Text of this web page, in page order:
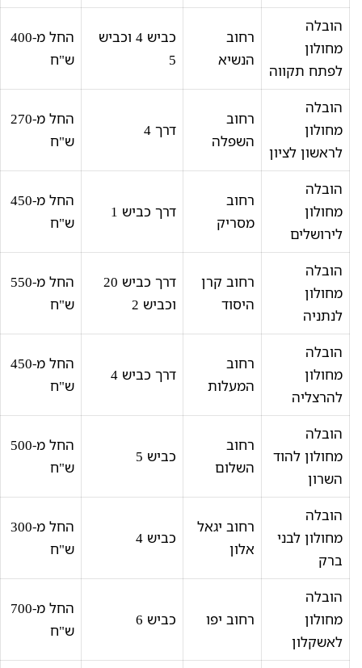
הובלה
מחולון
לפתח תקווה
רחוב
הנשיא
כביש 4 וכביש
5
החל מ-400
ש"ח
הובלה
מחולון
לראשון לציון
רחוב
השפלה
דרך 4
החל מ-270
ש"ח
הובלה
מחולון
לירושלים
רחוב
מסריק
דרך כביש 1
החל מ-450
ש"ח
הובלה
מחולון
לנתניה
רחוב קרן
היסוד
דרך כביש 20
וכביש 2
החל מ-550
ש"ח
הובלה
מחולון
להרצליה
רחוב
המעלות
דרך כביש 4
החל מ-450
ש"ח
הובלה
מחולון להוד
השרון
רחוב
השלום
כביש 5
החל מ-500
ש"ח
הובלה
מחולון לבני
ברק
רחוב יגאל
אלון
כביש 4
החל מ-300
ש"ח
הובלה
מחולון
לאשקלון
רחוב יפו כביש 6
החל מ-700
ש"ח